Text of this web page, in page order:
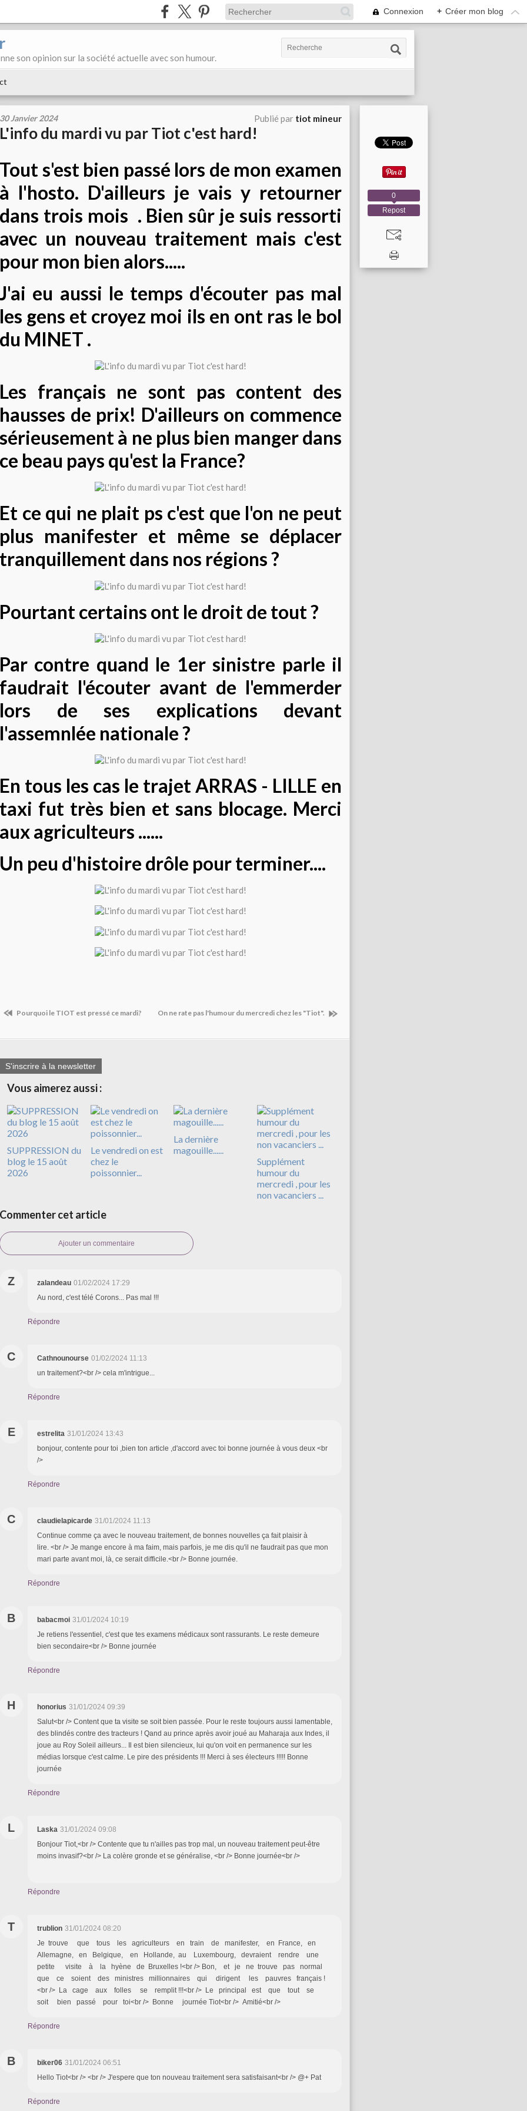
Connexion + Créer mon blog
son opinion sur la société actuelle avec son humour.
30 Janvier 2024 Publié par tiot mineur
L'info du mardi vu par Tiot c'est hard!
Tout s'est bien passé lors de mon examen
à l'hosto. D'ailleurs je vais y retourner
dans trois mois . Bien sûr je suis ressorti
avec un nouveau traitement mais c'est
pour mon bien alors.....
J'ai eu aussi le temps d'écouter pas mal
les gens et croyez moi ils en ont ras le bol
du MINET .
Les français ne sont pas content des
hausses de prix! D'ailleurs on commence
sérieusement à ne plus bien manger dans
ce beau pays qu'est la France?
Et ce qui ne plait ps c'est que l'on ne peut
plus manifester et même se déplacer
tranquillement dans nos régions ?
Pourtant certains ont le droit de tout ?
Par contre quand le 1er sinistre parle il
faudrait l'écouter avant de l'emmerder
lors de ses explications devant
l'assemnlée nationale ?
En tous les cas le trajet ARRAS - LILLE en
taxi fut très bien et sans blocage. Merci
aux agriculteurs ......
Un peu d'histoire drôle pour terminer....
Pourquoi le TIOT est pressé ce mardi? On ne rate pas l'humour du mercredi chez les "Tiot".
S'inscrire à la newsletter
Vous aimerez aussi :
SUPPRESSION du
blog le 15 août
2026
Le vendredi on est
chez le
poissonnier...
La dernière
magouille......
Supplément
humour du
mercredi , pour les
non vacanciers ...
Commenter cet article
Ajouter un commentaire
Z zalandeau 01/02/2024 17:29
Au nord, c'est télé Corons... Pas mal !!!
Répondre
C Cathnounourse 01/02/2024 11:13
un traitement?<br /> cela m'intrigue...
Répondre
E estrelita 31/01/2024 13:43
bonjour, contente pour toi ,bien ton article ,d'accord avec toi bonne journée à vous deux <br
/>
Répondre
C claudielapicarde 31/01/2024 11:13
Continue comme ça avec le nouveau traitement, de bonnes nouvelles ça fait plaisir à
lire. <br /> Je mange encore à ma faim, mais parfois, je me dis qu'il ne faudrait pas que mon
mari parte avant moi, là, ce serait difficile.<br /> Bonne journée.
Répondre
B babacmoi 31/01/2024 10:19
Je retiens l'essentiel, c'est que tes examens médicaux sont rassurants. Le reste demeure
bien secondaire<br /> Bonne journée
Répondre
H honorius 31/01/2024 09:39
Salut<br /> Content que ta visite se soit bien passée. Pour le reste toujours aussi lamentable,
des blindés contre des tracteurs ! Qand au prince après avoir joué au Maharaja aux Indes, il
joue au Roy Soleil ailleurs... Il est bien silencieux, lui qu'on voit en permanence sur les
médias lorsque c'est calme. Le pire des présidents !!! Merci à ses électeurs !!!!! Bonne
journée
Répondre
L Laska 31/01/2024 09:08
Bonjour Tiot,<br /> Contente que tu n'ailles pas trop mal, un nouveau traitement peut-être
moins invasif?<br /> La colère gronde et se généralise, <br /> Bonne journée<br />
Répondre
T trublion 31/01/2024 08:20
Je trouve que tous les agriculteurs en train de manifester, en France, en
Allemagne, en Belgique, en Hollande, au Luxembourg, devraient rendre une
petite visite à la hyène de Bruxelles !<br /> Bon, et je ne trouve pas normal
que ce soient des ministres millionnaires qui dirigent les pauvres français !
<br /> La cage aux folles se remplit !!!<br /> Le principal est que tout se
soit bien passé pour toi<br /> Bonne journée Tiot<br /> Amitié<br />
Répondre
B biker06 31/01/2024 06:51
Hello Tiot<br /> <br /> J'espere que ton nouveau traitement sera satisfaisant<br /> @+ Pat
Répondre
Repost
0